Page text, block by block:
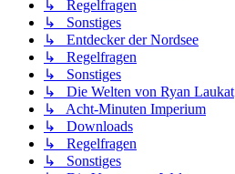
↳ Regelfragen
↳ Sonstiges
↳ Entdecker der Nordsee
↳ Regelfragen
↳ Sonstiges
↳ Die Welten von Ryan Laukat
↳ Acht-Minuten Imperium
↳ Downloads
↳ Regelfragen
↳ Sonstiges